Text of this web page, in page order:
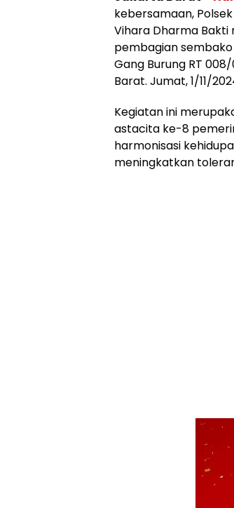
kebersamaan,
Vihara Dharma
pembagian sembako
Gang Burung RT
Barat. Jumat, 1/11/
Kegiatan ini
astacita ke-8
harmonisasi
meningkatkan